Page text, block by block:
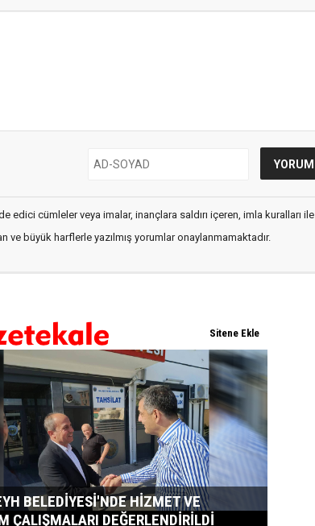
edici cümleler veya imalar, inançlara saldırı içeren, imla kuralları ile
ve büyük harflerle yazılmış yorumlar onaylanmamaktadır.